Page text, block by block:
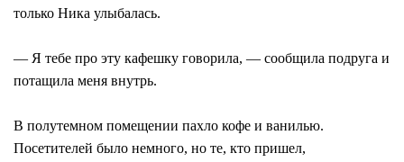
только Ника улыбалась.
— Я тебе про эту кафешку говорила, — сообщила подруга и
потащила меня внутрь.
В полутемном помещении пахло кофе и ванилью.
Посетителей было немного, но те, кто пришел,